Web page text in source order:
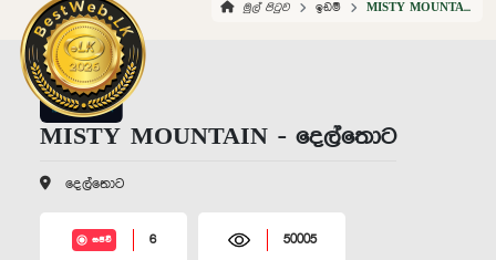
මුල් පිටුව ඉඩම් MISTY MOUNTAIN DELTOTA
MISTY MOUNTAIN - දෙල්තොට
දෙල්තොට
සජීවී 6 50005